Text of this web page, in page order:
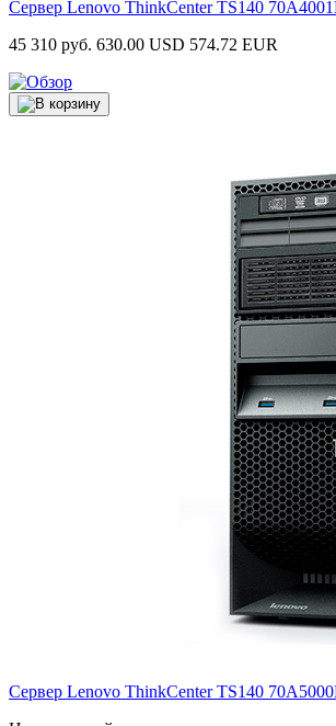
Сервер Lenovo ThinkCenter TS140
45 310 руб. 630.00 USD 574.72 EUR
Сервер Lenovo ThinkCenter TS140